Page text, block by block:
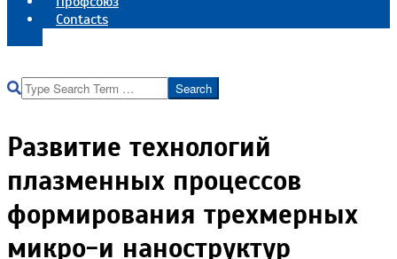
Contacts
Search
Развитие технологий
плазменных процессов
формирования трехмерных
микро-и наноструктур